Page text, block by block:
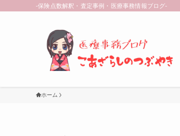
-保険点数解釈・査定事例・医療事務情報ブログ-
ホーム